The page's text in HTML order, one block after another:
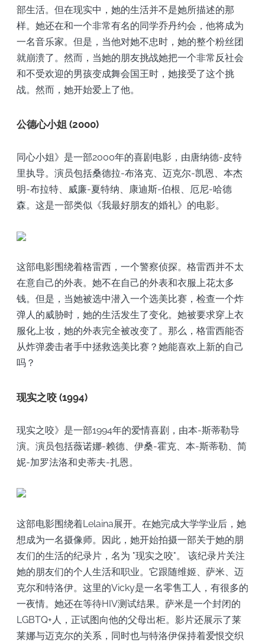
部生活。但在现实中，她的生活并不是她所描述的那
样。她还在和一个非常有名的同学乔丹约会，他将成为
一名音乐家。但是，当他对她不忠时，她的整个粉丝团
就崩溃了。然而，当她的朋友挑战她把一个非常反社会
和不受欢迎的男孩变成舞会国王时，她接受了这个挑
战。然而，她开始爱上了他。
公德心小姐 (2000)
同心小姐》是一部2000年的喜剧电影，由唐纳德-皮特
里执导。演员包括桑德拉-布洛克、迈克尔-凯恩、本杰
明-布拉特、威廉-夏特纳、康迪斯-伯根、厄尼-哈德
森。这是一部类似《我最好朋友的婚礼》的电影。
这部电影围绕着格雷西，一个警察侦探。格雷西并不太
在意自己的外表。她不在自己的外表和衣服上花太多
钱。但是，当她被选中潜入一个选美比赛，检查一个炸
弹人的威胁时，她的生活发生了变化。她被要求穿上衣
服化上妆，她的外表完全被改变了。那么，格雷西能否
从炸弹袭击者手中拯救选美比赛？她能喜欢上新的自己
吗？
现实之咬 (1994)
现实之咬》是一部1994年的爱情喜剧，由本-斯蒂勒导
演。演员包括薇诺娜-赖德、伊桑-霍克、本-斯蒂勒、简
妮-加罗法洛和史蒂夫-扎恩。
这部电影围绕着Lelaina展开。在她完成大学学业后，她
想成为一名摄像师。因此，她开始拍摄一部关于她的朋
友们的生活的纪录片，名为 "现实之咬"。 该纪录片关注
她的朋友们的个人生活和职业。它跟随维姬、萨米、迈
克尔和特洛伊。这里的Vicky是一名零售工人，有很多的
一夜情。她还在等待HIV测试结果。萨米是一个封闭的
LGBTQ+人，正试图向他的父母出柜。影片还展示了莱
莱娜与迈克尔的关系，同时也与特洛伊保持着爱恨交织